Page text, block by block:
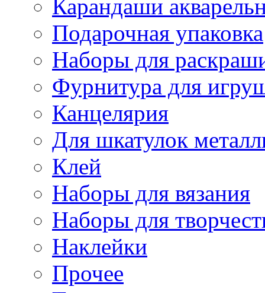
Карандаши
Подарочная упаковка
Наборы для
Фурнитура для
Канцелярия
Для шкатулок
Клей
Наборы для вязания
Наборы для
Наклейки
Прочее